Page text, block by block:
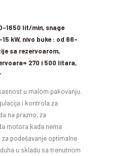
1650 lit/min, snage
kW, nivo buke : od 66-
sa rezervoarom,
270 i 500 litara,
u malom pakovanju.
i kontrola za
na prazno, za
motora kada nema
podešavanje optimalne
u skladu sa trenutnom